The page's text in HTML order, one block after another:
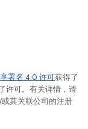
署名 4.0 许可获得了
许可。有关详情，请
其关联公司的注册